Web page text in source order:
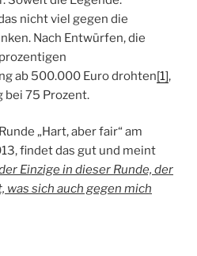
nicht viel gegen die
Nach Entwürfen, die
ab 500.000 Euro drohten[1],
bei 75 Prozent.
„Hart, aber fair“ am
findet das gut und meint
Einzige in dieser Runde, der
sich auch gegen mich